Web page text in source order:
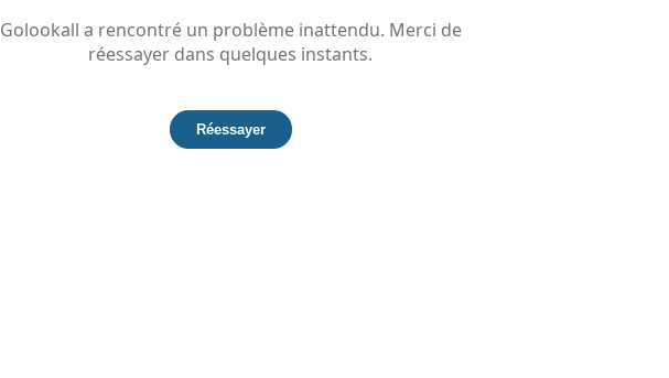
Golookall a rencontré un problème inattendu. Merci de
réessayer dans quelques instants.
Réessayer